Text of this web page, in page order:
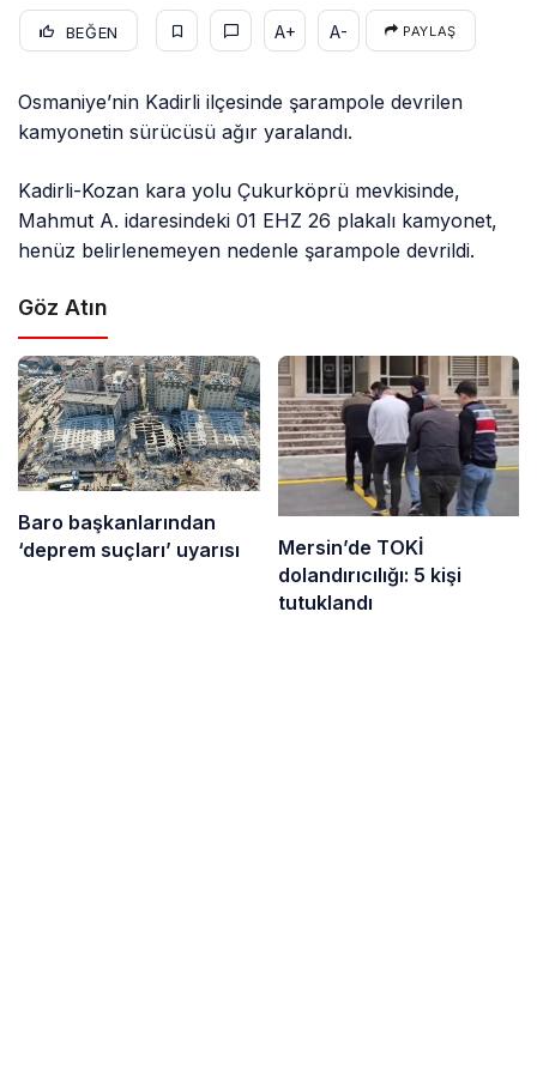
BEĞEN A+ A- PAYLAŞ
Osmaniye’nin Kadirli ilçesinde şarampole devrilen
kamyonetin sürücüsü ağır yaralandı.
Kadirli-Kozan kara yolu Çukurköprü mevkisinde,
Mahmut A. idaresindeki 01 EHZ 26 plakalı kamyonet,
henüz belirlenemeyen nedenle şarampole devrildi.
Göz Atın
Baro başkanlarından
‘deprem suçları’ uyarısı
Mersin’de TOKİ
dolandırıcılığı: 5 kişi
tutuklandı